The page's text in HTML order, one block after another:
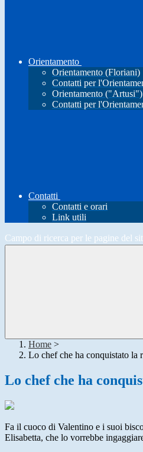
Orientamento
Orientamento (Floriani)
Contatti per
Orientamento ("Artusi")
Contatti per
Contatti
Contatti e orari
Link utili
Campo di ricerca per le pagine del
Home >
Lo chef che ha conquistato la
Lo chef che ha
Fa il cuoco di Valentino e i suoi
Elisabetta, che lo vorrebbe